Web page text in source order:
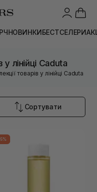
НОВИНКИБЕСТСЕЛЕРИ
у лінійці Caduta
товарів у лінійці Caduta
Сортувати